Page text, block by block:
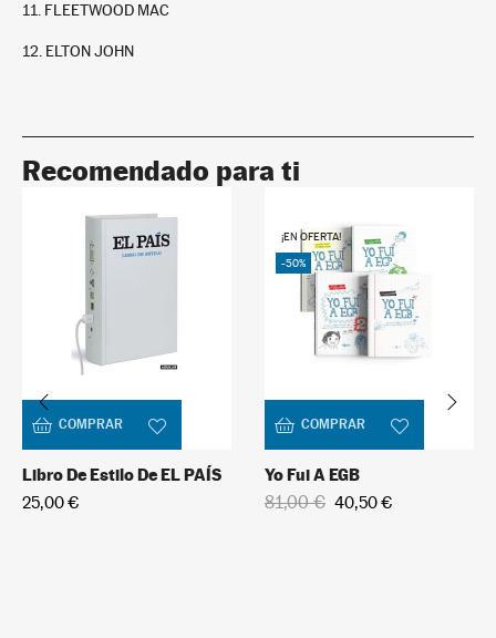
+
In stock
9,95 €
11. FLEETWOOD MAC
12. ELTON JOHN
Recomendado para ti
COMPRAR
Libro De Estilo De EL PAÍS
25,00 €
¡EN OFERTA!
-50%
COMPRAR
Yo Fui A EGB
81,00 € 40,50 €